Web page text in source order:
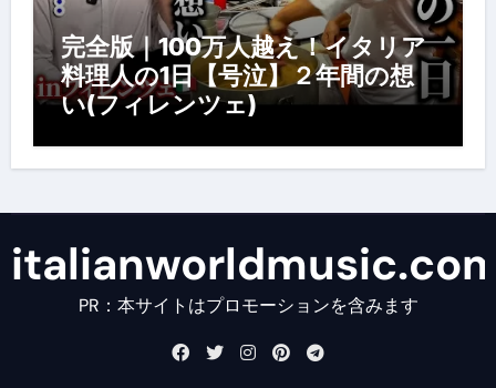
完全版｜100万人越え！イタリア
料理人の1日【号泣】２年間の想
い(フィレンツェ)
PR：本サイトはプロモーションを含みます